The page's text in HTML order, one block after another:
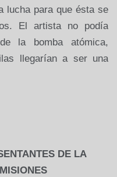
lucha para que ésta se
El artista no podía
la bomba atómica,
llegarían a ser una
DE LA